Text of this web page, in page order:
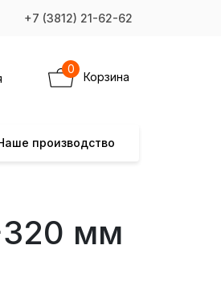
+7 (3812) 21-62-62
Корзина
0
производство
мм